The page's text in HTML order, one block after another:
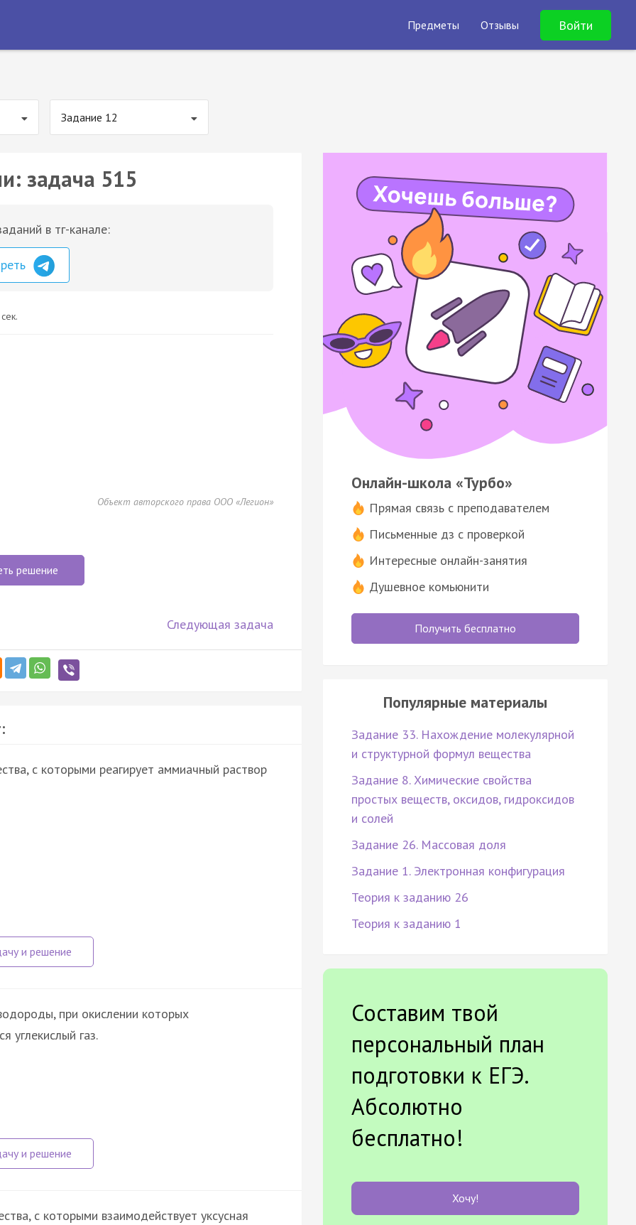
Предметы Отзывы Войти
Задание 12
задача 515
в тг-канале:
Объект авторского права ООО «Легион»
решение
Следующая задача
с которыми реагирует аммиачный раствор
при окислении которых
углекислый газ.
с которыми взаимодействует уксусная
Онлайн-школа «Турбо»
Прямая связь с преподавателем
Письменные дз с проверкой
Интересные онлайн-занятия
Душевное комьюнити
Получить бесплатно
Популярные материалы
Задание 33. Нахождение молекулярной
и структурной формул вещества
Задание 8. Химические свойства
простых веществ, оксидов, гидроксидов
и солей
Задание 26. Массовая доля
Задание 1. Электронная конфигурация
Теория к заданию 26
Теория к заданию 1
Составим твой
персональный план
подготовки к ЕГЭ.
Абсолютно
бесплатно!
Хочу!